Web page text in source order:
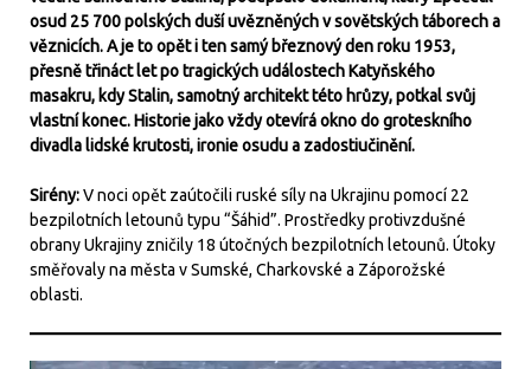
osud 25 700 polských duší uvězněných v sovětských táborech a
věznicích. A je to opět i ten samý březnový den roku 1953,
přesně třináct let po tragických událostech Katyňského
masakru, kdy Stalin, samotný architekt této hrůzy, potkal svůj
vlastní konec. Historie jako vždy otevírá okno do groteskního
divadla lidské krutosti, ironie osudu a zadostiučinění.
Sirény:V noci opět zaútočili ruské síly na Ukrajinu pomocí 22
bezpilotních letounů typu “Šáhid”. Prostředky protivzdušné
obrany Ukrajiny zničily 18 útočných bezpilotních letounů. Útoky
směřovaly na města v Sumské, Charkovské a Záporožské
oblasti.